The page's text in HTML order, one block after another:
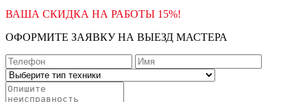
ВАША СКИДКА НА РАБОТЫ 15%!
ОФОРМИТЕ ЗАЯВКУ НА ВЫЕЗД МАСТЕРА